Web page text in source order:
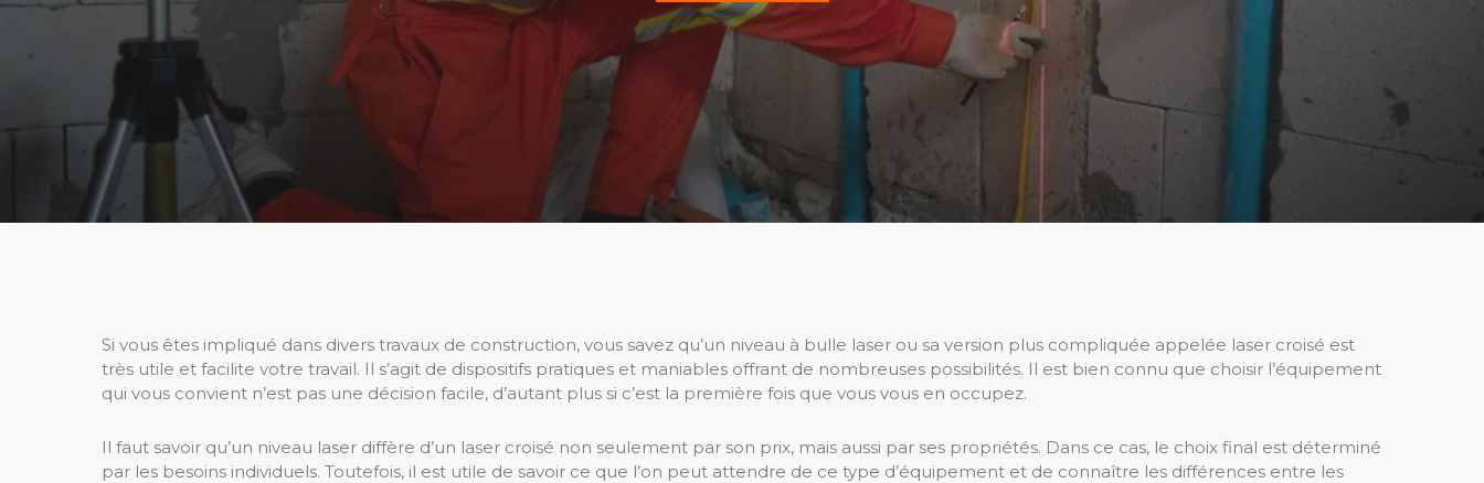
Si vous êtes impliqué dans divers travaux de construction, vous savez qu’un niveau à bulle laser ou sa version plus compliquée appelée laser croisé est
très utile et facilite votre travail. Il s’agit de dispositifs pratiques et maniables offrant de nombreuses possibilités. Il est bien connu que choisir l’équipement
qui vous convient n’est pas une décision facile, d’autant plus si c’est la première fois que vous vous en occupez.
Il faut savoir qu’un niveau laser diffère d’un laser croisé non seulement par son prix, mais aussi par ses propriétés. Dans ce cas, le choix final est déterminé
par les besoins individuels. Toutefois, il est utile de savoir ce que l’on peut attendre de ce type d’équipement et de connaître les différences entre les